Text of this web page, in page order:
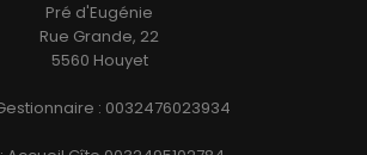
Pré d'Eugénie
Rue Grande, 22
5560 Houyet
: 0032476023934